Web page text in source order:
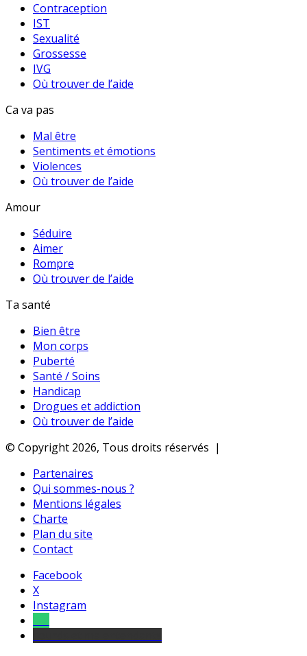
Contraception
IST
Sexualité
Grossesse
IVG
Où trouver de l’aide
Ca va pas
Mal être
Sentiments et émotions
Violences
Où trouver de l’aide
Amour
Séduire
Aimer
Rompre
Où trouver de l’aide
Ta santé
Bien être
Mon corps
Puberté
Santé / Soins
Handicap
Drogues et addiction
Où trouver de l’aide
© Copyright 2026, Tous droits réservés |
Partenaires
Qui sommes-nous ?
Mentions légales
Charte
Plan du site
Contact
Facebook
X
Instagram